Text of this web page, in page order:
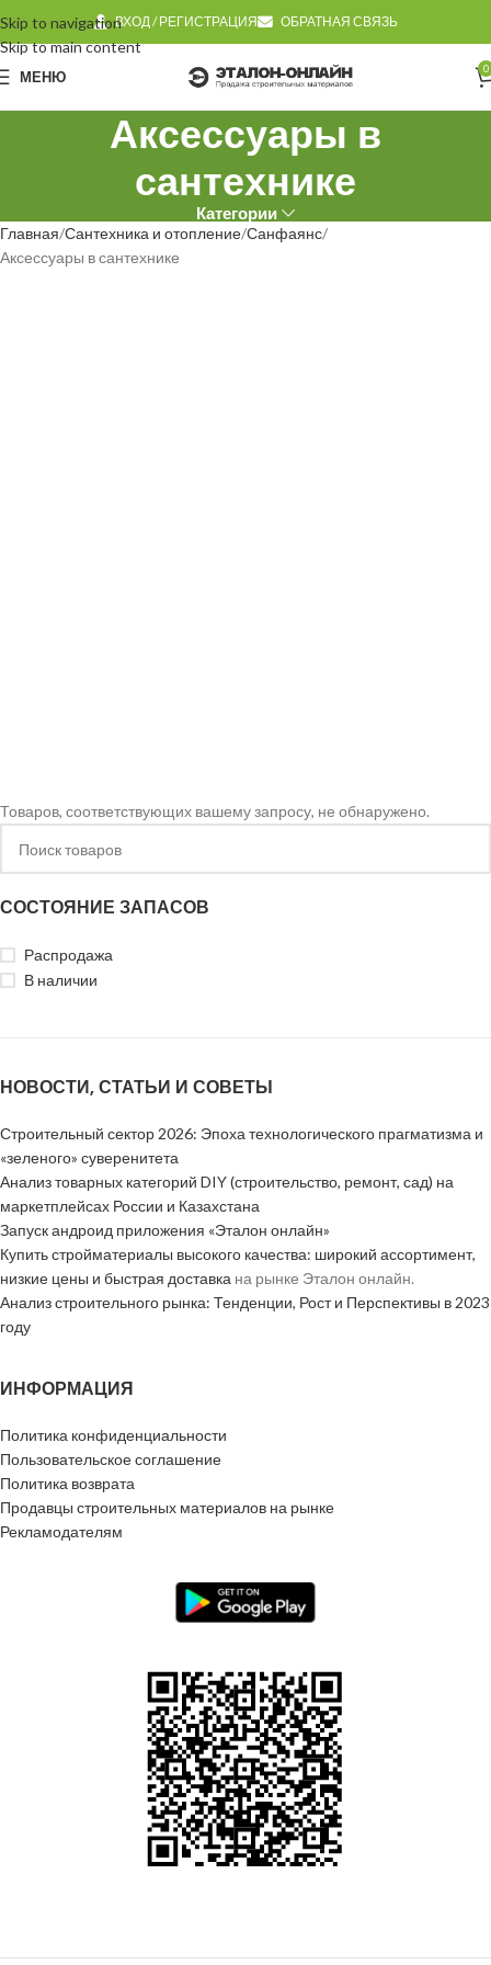
Skip to navigation
Skip to main content
ВХОД / РЕГИСТРАЦИЯ ОБРАТНАЯ СВЯЗЬ
МЕНЮ 0
Аксессуары в
сантехнике
Категории
СОСТОЯНИЕ ЗАПАСОВ
Распродажа
В наличии
Главная Сантехника и отопление Санфаянс
Аксессуары в сантехнике
Товаров, соответствующих вашему запросу, не обнаружено.
НОВОСТИ, СТАТЬИ И СОВЕТЫ
Строительный сектор 2026: Эпоха технологического прагматизма и
«зеленого» суверенитета
Анализ товарных категорий DIY (строительство, ремонт, сад) на
маркетплейсах России и Казахстана
Запуск андроид приложения «Эталон онлайн»
Купить стройматериалы высокого качества: широкий ассортимент,
низкие цены и быстрая доставка на рынке Эталон онлайн.
Анализ строительного рынка: Тенденции, Рост и Перспективы в 2023
году
ИНФОРМАЦИЯ
Политика конфиденциальности
Пользовательское соглашение
Политика возврата
Продавцы строительных материалов на рынке
Рекламодателям